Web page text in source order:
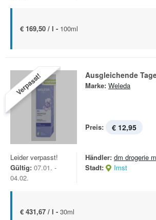
€ 169,50 / l - 100ml
Verpasst! Ausgleichende
Marke: Weleda
Preis: € 12,95
Leider verpasst!
Gültig: 07.01. -
04.02.
Händler: dm drogerie
Stadt:
Imst
€ 431,67 / l - 30ml